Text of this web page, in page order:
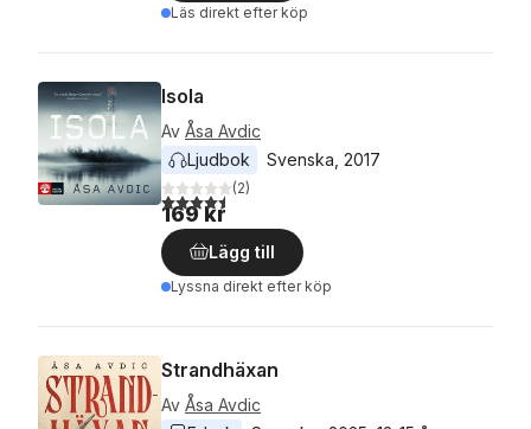
Läs direkt efter köp
Isola
Av Åsa Avdic
Ljudbok
Svenska 2017
4,5utav 5 stjärnor. Totalt antal röster:
(2)
169 kr
Lägg till
Lyssna direkt efter köp
Strandhäxan
Av Åsa Avdic